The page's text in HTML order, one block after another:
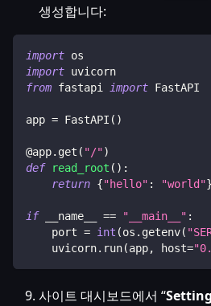
생성합니다:
import os
import uvicorn
from fastapi import FastAPI
app = FastAPI ( )
@app. get ( "/")
def
read_root ( ) :
return {"hello" : "world"}
if __name__ == "__main__" :
    port
= int (os . getenv(
    uvicorn
. run(app, host=
사이트 대시보드에서 “